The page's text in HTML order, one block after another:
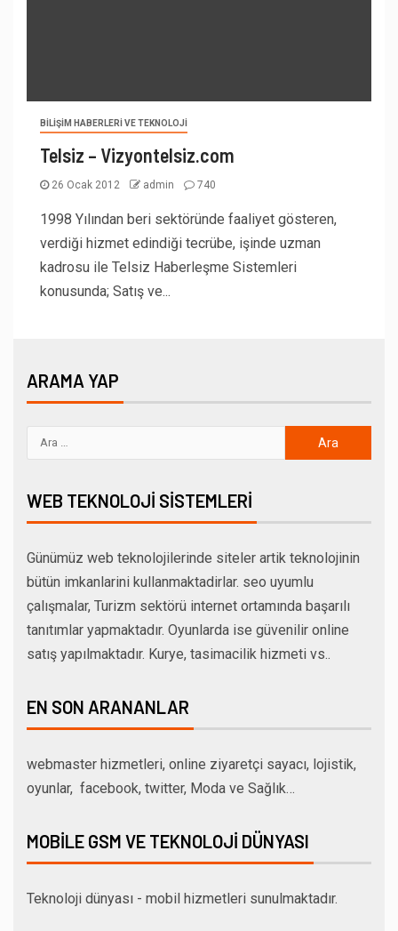
BILIŞIM HABERLERI VE TEKNOLOJI
Telsiz – Vizyontelsiz.com
26 Ocak 2012 admin 740
1998 Yılından beri sektöründe faaliyet gösteren,
verdiği hizmet edindiği tecrübe, işinde uzman
kadrosu ile Telsiz Haberleşme Sistemleri
konusunda; Satış ve...
ARAMA YAP
WEB TEKNOLOJI SISTEMLERI
Günümüz web teknolojilerinde siteler artik teknolojinin
bütün imkanlarini kullanmaktadirlar. seo uyumlu
çalışmalar, Turizm sektörü internet ortamında başarılı
tanıtımlar yapmaktadır. Oyunlarda ise güvenilir online
satış yapılmaktadır. Kurye, tasimacilik hizmeti vs..
EN SON ARANANLAR
webmaster hizmetleri, online ziyaretçi sayacı, lojistik,
oyunlar, facebook, twitter, Moda ve Sağlık…
MOBILE GSM VE TEKNOLOJI DÜNYASI
Teknoloji dünyası - mobil hizmetleri sunulmaktadır.